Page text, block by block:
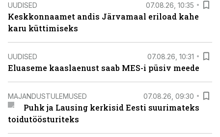
UUDISED 07.08.26, 10:35
Keskkonnaamet andis Järvamaal eriload kahe
karu küttimiseks
UUDISED 07.08.26, 10:31
Eluaseme kaaslaenust saab MES-i püsiv meede
MAJANDUSTULEMUSED 07.08.26, 09:30
Puhk ja Lausing kerkisid Eesti suurimateks
toidutöösturiteks